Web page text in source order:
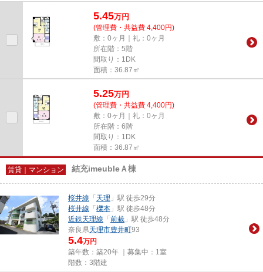
5.45万円
(管理費・共益費 4,400円)
敷：0ヶ月｜礼：0ヶ月
所在階：5階
間取り：1DK
面積：36.87㎡
5.25万円
(管理費・共益費 4,400円)
敷：0ヶ月｜礼：0ヶ月
所在階：6階
間取り：1DK
面積：36.87㎡
賃貸｜マンション 結充imeubleＡ棟
桜井線 「 天理 」駅 徒歩29分
桜井線 「 櫟本 」駅 徒歩48分
近鉄天理線 「 前栽 」駅 徒歩48分
奈良県天理市豊井町93
5.4万円
築年数：築20年 ｜募集中： 1室
階数：3階建